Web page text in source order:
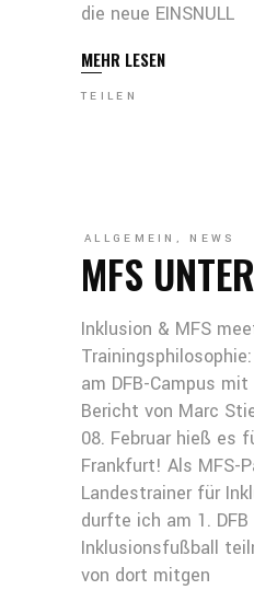
die neue EINSNULL
MEHR LESEN
TEILEN
ALLGEMEIN , NEWS
MFS
Inklusion & MFS
am DFB-Campus
Bericht von Marc
08. Februar hieß es
Frankfurt! Als MFS-
Landestrainer für
durfte ich am 1.
Inklusionsfußball
von dort mitgen